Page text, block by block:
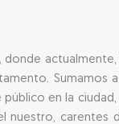
actualmente,
Sumamos a
en la ciudad,
carentes